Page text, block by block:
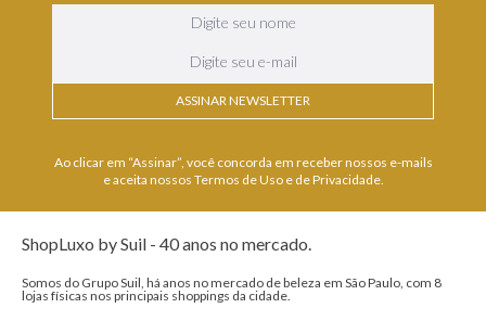
ASSINAR NEWSLETTER
Ao clicar em “Assinar”, você concorda em receber nossos e-mails
e aceita nossos Termos de Uso e de Privacidade.
ShopLuxo by Suil - 40 anos no mercado.
Somos do Grupo Suil, há anos no mercado de beleza em São Paulo, com 8
lojas físicas nos principais shoppings da cidade.